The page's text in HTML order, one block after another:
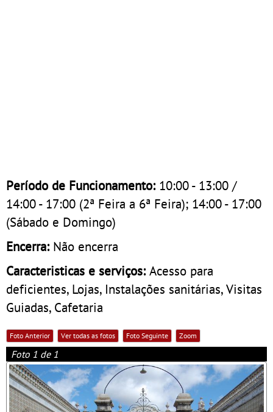
Período de Funcionamento: 10:00 - 13:00 /
14:00 - 17:00 (2ª Feira a 6ª Feira); 14:00 - 17:00
(Sábado e Domingo)
Encerra: Não encerra
Caracteristicas e serviços:Acesso para
deficientes, Lojas, Instalações sanitárias, Visitas
Guiadas, Cafetaria
Foto Anterior Ver todas as fotos Foto Seguinte Zoom
Foto 1 de 1